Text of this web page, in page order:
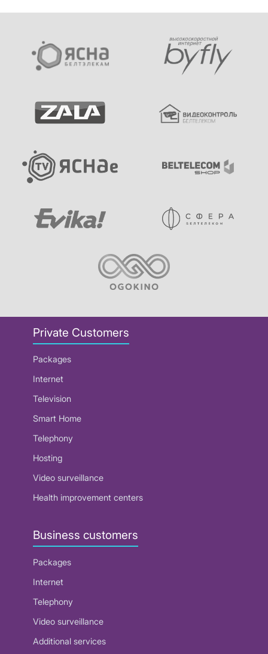
Private Customers
Packages
Internet
Television
Smart Home
Telephony
Hosting
Video surveillance
Health improvement centers
Business customers
Packages
Internet
Telephony
Video surveillance
Additional services